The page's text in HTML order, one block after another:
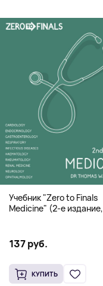
Учебник "Zero to Finals
Medicine" (2-е издание,
137 руб.
КУПИТЬ